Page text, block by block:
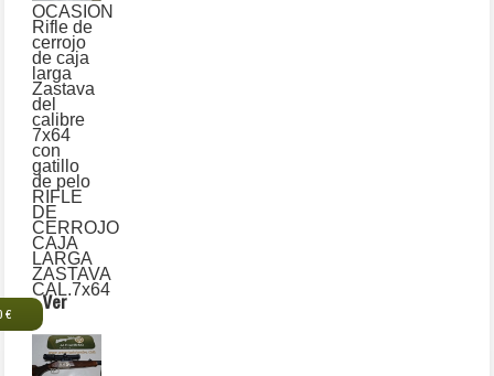
OCASION
Rifle de
cerrojo
de caja
larga
Zastava
del
calibre
7x64
con
gatillo
de pelo
RIFLE
DE
CERROJO
CAJA
LARGA
ZASTAVA
CAL.7x64
€
Ver